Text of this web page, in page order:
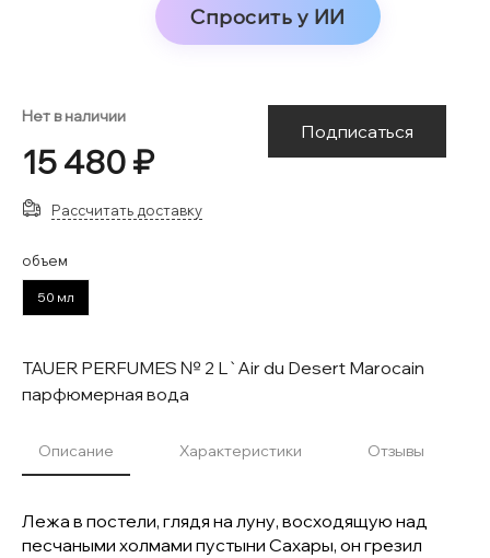
Спросить у ИИ
Нет в наличии
15 480 ₽
Подписаться
Рассчитать доставку
объем
50 мл
TAUER PERFUMES № 2 L`Air du Desert Marocain
парфюмерная вода
Описание Характеристики Отзывы
Лежа в постели, глядя на луну, восходящую над
песчаными холмами пустыни Сахары, он грезил